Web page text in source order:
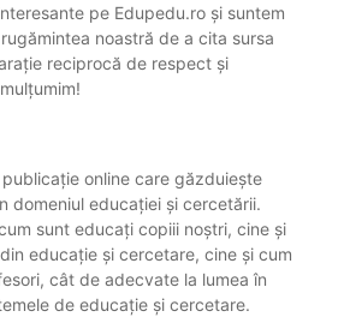
pe Edupedu.ro și suntem
noastră de a cita sursa
reciprocă de respect și
online care găzduiește
domeniul educației și cercetării.
sunt educați copiii noștri, cine și
educație și cercetare, cine și cum
cât de adecvate la lumea în
de educație și cercetare.